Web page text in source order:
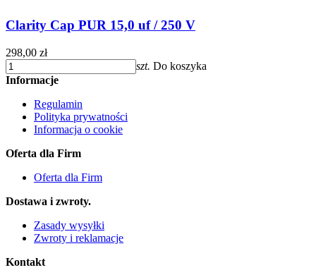
Clarity Cap PUR 15,0 uf / 250 V
298,00 zł
szt. Do koszyka
Informacje
Regulamin
Polityka prywatności
Informacja o cookie
Oferta dla Firm
Oferta dla Firm
Dostawa i zwroty.
Zasady wysyłki
Zwroty i reklamacje
Kontakt